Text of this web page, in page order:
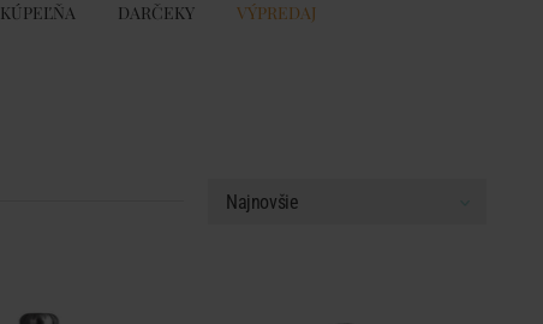
KÚPEĽŇA DARČEKY VÝPREDAJ